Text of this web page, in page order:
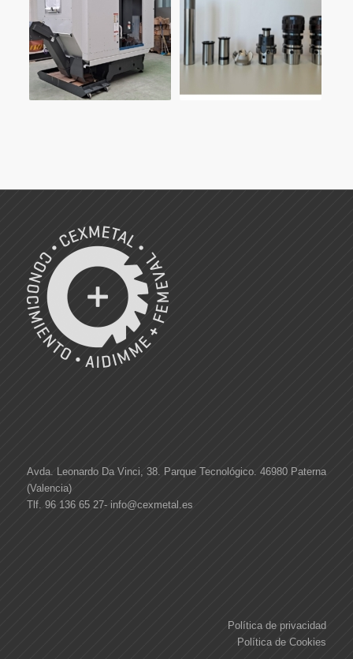
Avda. Leonardo Da Vinci, 38. Parque Tecnológico. 46980 Paterna
(Valencia)
Tlf. 96 136 65 27- info@cexmetal.es
Política de privacidad
Política de Cookies